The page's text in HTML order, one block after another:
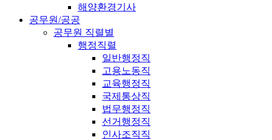
해양환경기사
공무원/공공
공무원 직렬별
행정직렬
일반행정직
고용노동직
교육행정직
국제통상직
법무행정직
선거행정직
인사조직직